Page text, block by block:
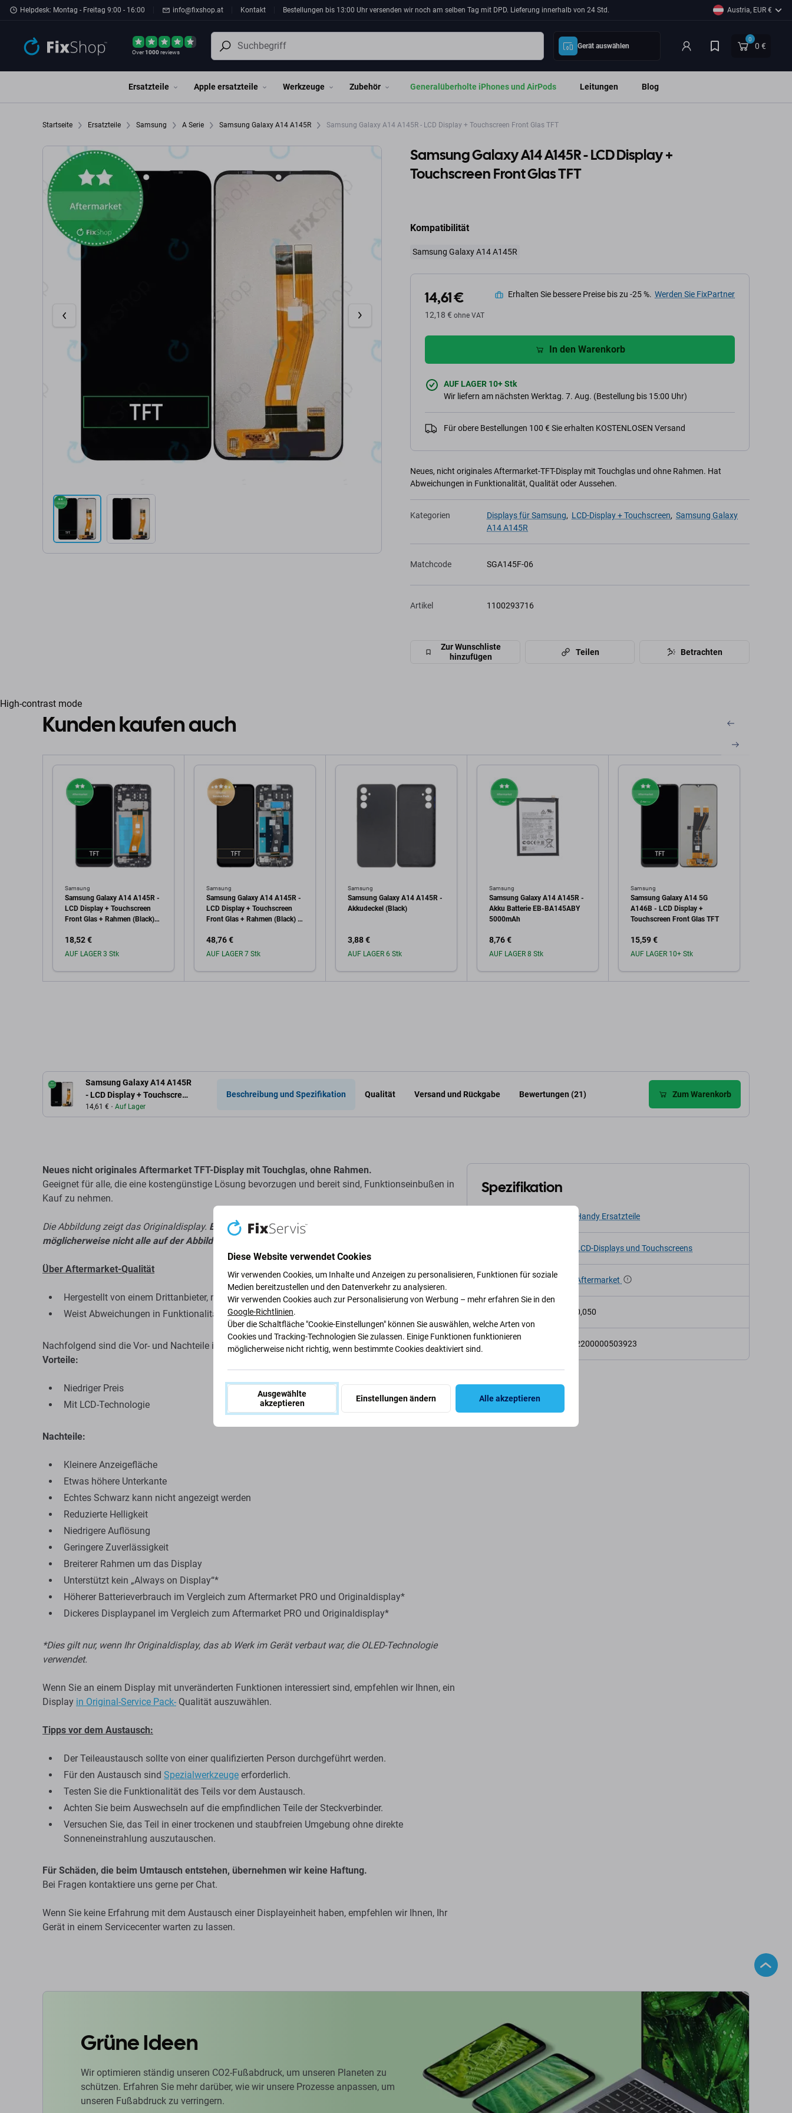
Zum Hauptinhalt springen
Helpdesk: Montag - Freitag 9:00 - 16:00 info@fixshop.at Kontakt Bestellungen bis 13:00 Uhr versenden wir noch am selben Tag mit DPD. Lieferung innerhalb von 24 Std. Austria, EUR €
Over1000reviews
Gerät auswählen
0
0 €
Ersatzteile Apple ersatzteile Werkzeuge Zubehör Generalüberholte iPhones und AirPods Leitungen Blog
Startseite Ersatzteile Samsung A Serie Samsung Galaxy A14 A145R Samsung Galaxy A14 A145R - LCD Display + Touchscreen Front Glas TFT
Samsung Galaxy A14 A145R - LCD Display +
Touchscreen Front Glas TFT
Kompatibilität
Samsung Galaxy A14 A145R
14,61 €
12,18 € ohne VAT
Erhalten Sie bessere Preise bis zu -25 %. Werden Sie FixPartner
In den Warenkorb
AUF LAGER 10+ Stk
Wir liefern am nächsten Werktag. 7. Aug. (Bestellung bis 15:00 Uhr)
Für obere Bestellungen 100 € Sie erhalten KOSTENLOSEN Versand
Neues, nicht originales Aftermarket-TFT-Display mit Touchglas und ohne Rahmen. Hat
Abweichungen in Funktionalität, Qualität oder Aussehen.
Kategorien Displays für Samsung, LCD-Display + Touchscreen, Samsung Galaxy
A14 A145R
Matchcode SGA145F-06
Artikel 1100293716
Zur Wunschliste
hinzufügen
Teilen Betrachten
High-contrast mode
Kunden kaufen auch
Samsung
Samsung Galaxy A14 A145R -
LCD Display + Touchscreen
Front Glas + Rahmen (Black)
18,52 €
AUF LAGER 3 Stk
Samsung
Samsung Galaxy A14 A145R -
LCD Display + Touchscreen
Front Glas + Rahmen (Black) -
Genuine Service Pack
48,76 €
AUF LAGER 7 Stk
Samsung
Samsung Galaxy A14 A145R -
Akkudeckel (Black)
3,88 €
AUF LAGER 6 Stk
Samsung
Samsung Galaxy A14 A145R -
Akku Batterie EB-BA145ABY
5000mAh
8,76 €
AUF LAGER 8 Stk
Samsung
Samsung Galaxy A14 5G
A146B - LCD Display +
Touchscreen Front Glas TFT
15,59 €
AUF LAGER 10+ Stk
Samsung Galaxy A14 A145R
- LCD Display + Touchscreen
Front Glas TFT
14,61 € Auf Lager
Beschreibung und Spezifikation Qualität Versand und Rückgabe Bewertungen (21) Zum Warenkorb
Neues nicht originales Aftermarket TFT-Display mit Touchglas, ohne Rahmen.
Geeignet für alle, die eine kostengünstige Lösung bevorzugen und bereit sind, Funktionseinbußen in
Kauf zu nehmen.
Die Abbildung zeigt das Originaldisplay. Bei nicht originalen Aftermarket-TFT-Displays sind
möglicherweise nicht alle auf der Abbildung sichtbaren Kleinteile vorhanden
Über Aftermarket-Qualität
Hergestellt von einem Drittanbieter, nicht direkt vom Gerätehersteller.
Weist Abweichungen in Funktionalität, Qualität oder Aussehen auf.
Nachfolgend sind die Vor- und Nachteile im Vergleich zum Original-Herstellerdisplay aufgeführt.
Vorteile:
Niedriger Preis
Mit LCD-Technologie
Nachteile:
Kleinere Anzeigefläche
Etwas höhere Unterkante
Echtes Schwarz kann nicht angezeigt werden
Reduzierte Helligkeit
Niedrigere Auflösung
Geringere Zuverlässigkeit
Breiterer Rahmen um das Display
Unterstützt kein „Always on Display“*
Höherer Batterieverbrauch im Vergleich zum Aftermarket PRO und Originaldisplay*
Dickeres Displaypanel im Vergleich zum Aftermarket PRO und Originaldisplay*
*Dies gilt nur, wenn Ihr Originaldisplay, das ab Werk im Gerät verbaut war, die OLED-Technologie
verwendet.
Wenn Sie an einem Display mit unveränderten Funktionen interessiert sind, empfehlen wir Ihnen, ein
Display in Original-Service Pack- Qualität auszuwählen.
Tipps vor dem Austausch:
Der Teileaustausch sollte von einer qualifizierten Person durchgeführt werden.
Für den Austausch sind Spezialwerkzeuge erforderlich.
Testen Sie die Funktionalität des Teils vor dem Austausch.
Achten Sie beim Auswechseln auf die empfindlichen Teile der Steckverbinder.
Versuchen Sie, das Teil in einer trockenen und staubfreien Umgebung ohne direkte
Sonneneinstrahlung auszutauschen.
Für Schäden, die beim Umtausch entstehen, übernehmen wir keine Haftung.
Bei Fragen kontaktiere uns gerne per Chat.
Wenn Sie keine Erfahrung mit dem Austausch einer Displayeinheit haben, empfehlen wir Ihnen, Ihr
Gerät in einem Servicecenter warten zu lassen.
Spezifikation
Handy Ersatzteile
LCD-Displays und Touchscreens
Originalität Aftermarket
0,050
2200000503923
Grüne Ideen
Wir optimieren ständig unseren CO2-Fußabdruck, um unseren Planeten zu
schützen. Erfahren Sie mehr darüber, wie wir unsere Prozesse anpassen, um
unseren Fußabdruck zu verringern.
Diese Website verwendet Cookies
Wir verwenden Cookies, um Inhalte und Anzeigen zu personalisieren, Funktionen für soziale
Medien bereitzustellen und den Datenverkehr zu analysieren.
Wir verwenden Cookies auch zur Personalisierung von Werbung – mehr erfahren Sie in den
Google-Richtlinien.
Über die Schaltfläche "Cookie-Einstellungen" können Sie auswählen, welche Arten von
Cookies und Tracking-Technologien Sie zulassen. Einige Funktionen funktionieren
möglicherweise nicht richtig, wenn bestimmte Cookies deaktiviert sind.
Ausgewählte
akzeptieren
Einstellungen ändern Alle akzeptieren